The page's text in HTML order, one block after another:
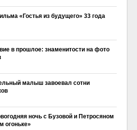
«Гостья из будущего» 33 года
в прошлое: знаменитости на фото
малыш завоевал сотни
ночь с Бузовой и Петросяном
огоньке»